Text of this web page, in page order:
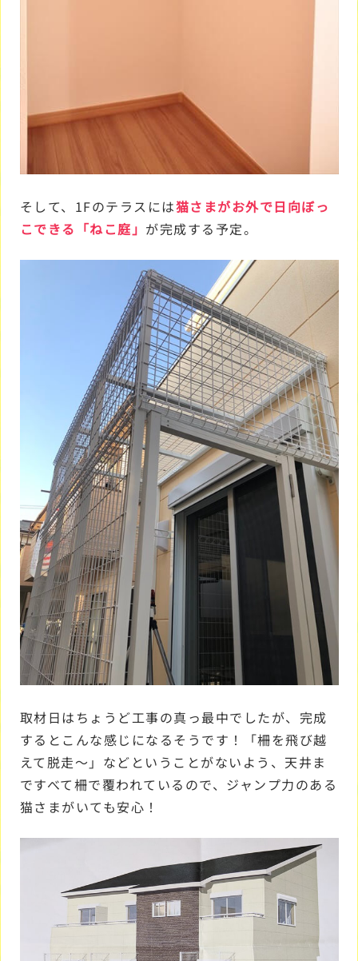
そして、1Fのテラスには猫さまがお外で日向ぼっ
こできる「ねこ庭」 が完成する予定。
取材日はちょうど工事の真っ最中でしたが、完成
するとこんな感じになるそうです！「柵を飛び越
えて脱走～」などということがないよう、天井ま
ですべて柵で覆われているので、ジャンプ力のある
猫さまがいても安心！